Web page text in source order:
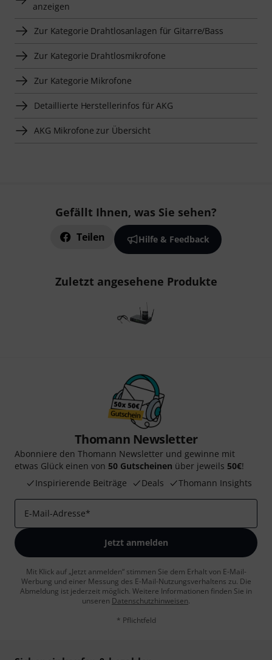
anzeigen
Zur Kategorie Drahtlosanlagen für Gitarre/Bass
Zur Kategorie Drahtlosmikrofone
Zur Kategorie Mikrofone
Detaillierte Herstellerinfos für AKG
AKG Mikrofone zur Übersicht
Gefällt Ihnen, was Sie sehen?
Teilen Hilfe & Feedback
Zuletzt angesehene Produkte
Thomann Newsletter
Abonniere den Thomann Newsletter und gewinne mit
etwas Glück einen von 50 Gutscheinen über jeweils 50€!
Inspirierende Beiträge
Deals Thomann Insights
E-Mail-Adresse*
Jetzt anmelden
Mit Klick auf „Jetzt anmelden“ stimmen Sie dem Erhalt von E-Mail-
Werbung und einer Messung des E-Mail-Nutzungsverhaltens zu. Die
Abmeldung ist jederzeit möglich. Weitere Informationen finden Sie in
unseren Datenschutzhinweisen.
* Pflichtfeld